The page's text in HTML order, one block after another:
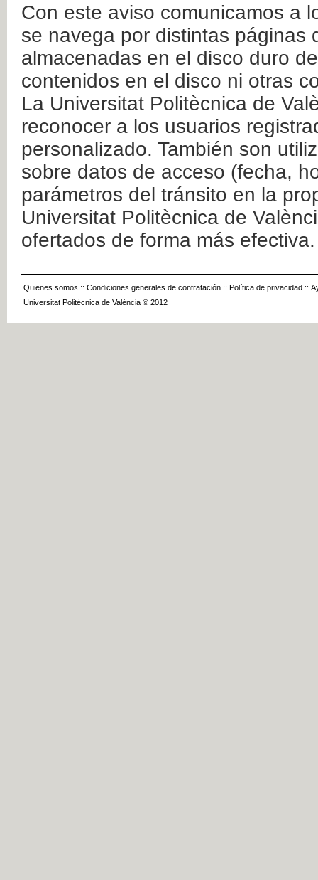
Con este aviso comunicamos a
se navega por distintas páginas
almacenadas en el disco duro
contenidos en el disco ni otras
La Universitat Politècnica de
reconocer a los usuarios
personalizado. También son
sobre datos de acceso (fecha,
parámetros del tránsito en la
Universitat Politècnica de
ofertados de forma más efectiva.
Quienes somos :: Condiciones generales de contratación :: Política de privacidad ::
Universitat Politècnica de València © 2012